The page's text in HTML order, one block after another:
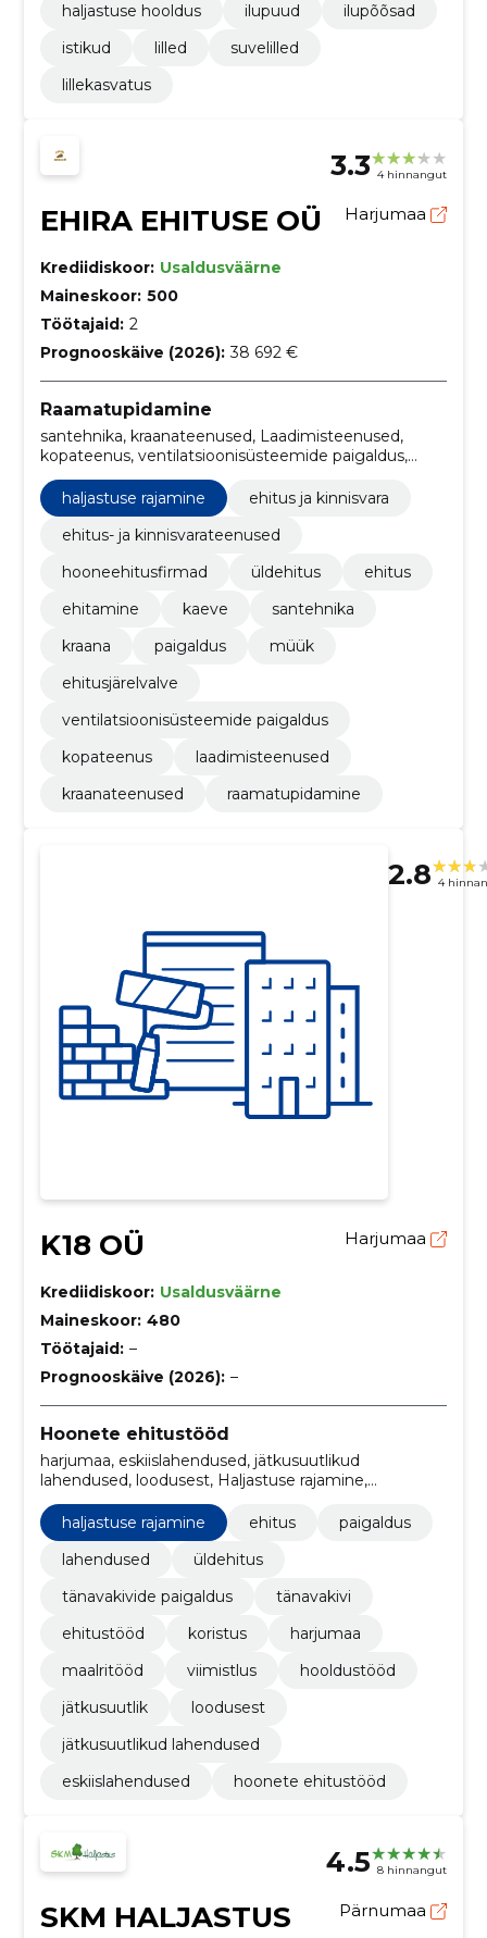
haljastuse hooldus
ilupuud
ilupõõsad
istikud
lilled
suvelilled
lillekasvatus
3.3 4 hinnangut
EHIRA EHITUSE OÜ Harjumaa
Krediidiskoor: Usaldusväärne
Maineskoor: 500
Töötajaid: 2
Prognooskäive (2026): 38 692 €
Raamatupidamine
santehnika, kraanateenused, Laadimisteenused,
kopateenus, ventilatsioonisüsteemide paigaldus,
Ehitusjärelvalve, müük, paigaldus, kraana, kaeve
haljastuse rajamine
ehitus ja kinnisvara
ehitus- ja kinnisvarateenused
hooneehitusfirmad
üldehitus
ehitus
ehitamine
kaeve
santehnika
kraana
paigaldus
müük
ehitusjärelvalve
ventilatsioonisüsteemide paigaldus
kopateenus
laadimisteenused
kraanateenused
raamatupidamine
2.8 4
K18 OÜ Harjumaa
Krediidiskoor: Usaldusväärne
Maineskoor: 480
Töötajaid: –
Prognooskäive (2026): –
Hoonete ehitustööd
harjumaa, eskiislahendused, jätkusuutlikud
lahendused, loodusest, Haljastuse rajamine,
Jätkusuutlik, hooldustööd, viimistlus, maalritööd,
Ehitushaljastuse rajamine ehitus
paigaldus
lahendused
üldehitus
tänavakivide paigaldus
tänavakivi
ehitustööd
koristus
harjumaa
maalritööd
viimistlus
hooldustööd
jätkusuutlik
loodusest
jätkusuutlikud lahendused
eskiislahendused
hoonete ehitustööd
4.5 8 hinnangut
SKM HALJASTUS
Pärnumaa